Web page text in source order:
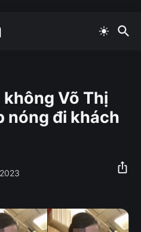
Võ Thị
nóng đi khách